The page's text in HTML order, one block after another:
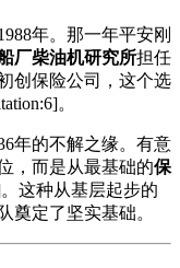
年。那一年平安刚
厂柴油机研究所担任
创保险公司，这个选
。
年的不解之缘。有意
，而是从最基础的保
这种从基层起步的
奠定了坚实基础。